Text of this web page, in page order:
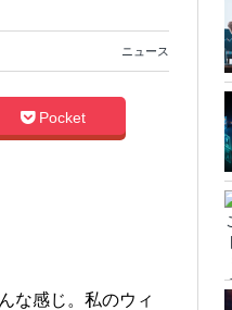
ニュース
Pocket
な感じ。私のウィ